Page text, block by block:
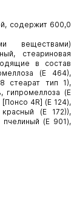
содержит 600,0
веществами)
стеариновая
в состав
(Е 464),
стеарат тип 1),
гипромеллоза (Е
4R] (E 124),
(Е 172)),
(E 901),